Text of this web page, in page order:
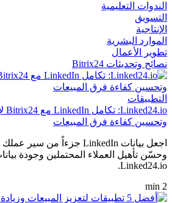
الندوات التعليمية
التسويق
الإنتاجية
الموارد البشرية
تطوير الأعمال
نصائح وتحديثات Bitrix24
التطبيقات
وتحسين كفاءة فرق المبيعات
Linked24.io.
2 min